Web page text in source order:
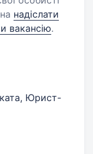
надіслати
вакансію.
Юрист-